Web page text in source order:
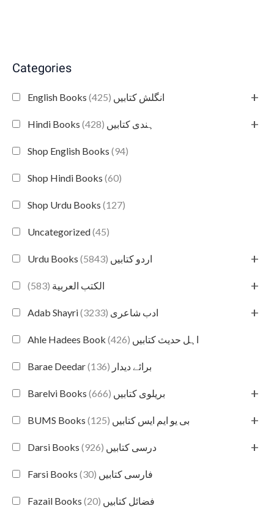
Categories
English Books انگلش کتابیں (425) +
Hindi Books ہندی کتابیں (428) +
Shop English Books (94)
Shop Hindi Books (60)
Shop Urdu Books (127)
Uncategorized(45)
Urdu Books اردو کتابیں (5843) +
الكتب العربية (583) +
Adab Shayri ادب شاعری (3233) +
Ahle Hadees Book اہل حدیث کتابیں (426)
Barae Deedar برائے دیدار (136)
Barelvi Books بریلوی کتابیں (666) +
BUMS Books بی یو ایم ایس کتابیں (125) +
Darsi Books درسی کتابیں (926) +
Farsi Books فارسی کتابیں (30)
Fazail Books فضائل کتابیں (20)